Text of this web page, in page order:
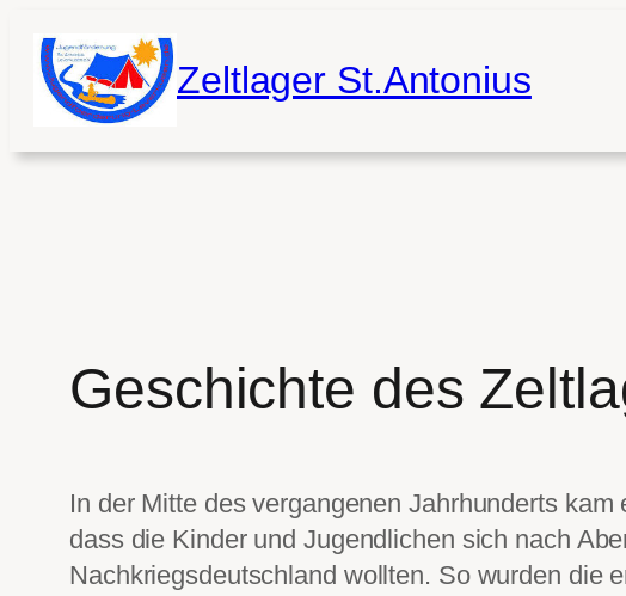
Inhalt
springen
Zeltlager St.Antonius
Geschichte des
In der Mitte des vergangenen Jahrhunderts
dass die Kinder und Jugendlichen sich nach
Nachkriegsdeutschland wollten. So wurden die